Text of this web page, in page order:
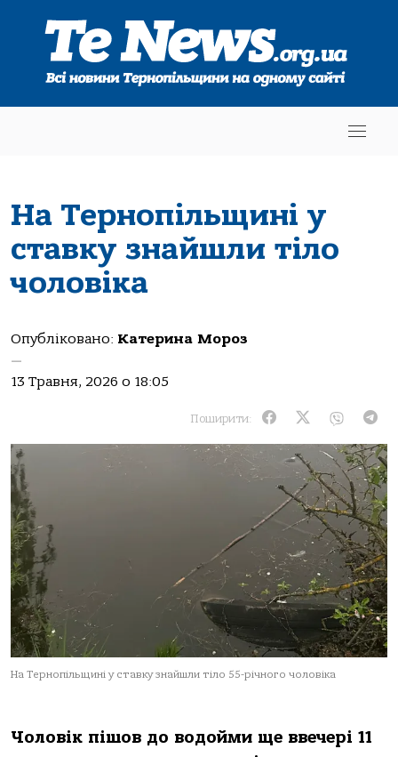
На Тернопільщині у
ставку знайшли тіло
чоловіка
Опубліковано: Катерина Мороз
—
13 Травня, 2026 о 18:05
Поширити:
На Тернопільщині у ставку знайшли тіло 55-річного чоловіка
Чоловік пішов до водойми ще ввечері 11